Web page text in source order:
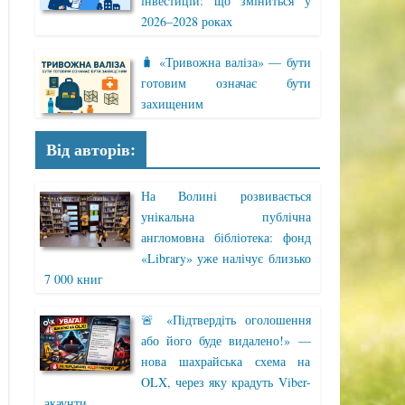
2026–2028 роках
🧳 «Тривожна валіза» — бути
готовим означає бути
захищеним
Від авторів:
На Волині розвивається
унікальна публічна
англомовна бібліотека: фонд
«Library» уже налічує близько
7 000 книг
🚨 «Підтвердіть оголошення
або його буде видалено!» —
нова шахрайська схема на
OLX, через яку крадуть Viber-